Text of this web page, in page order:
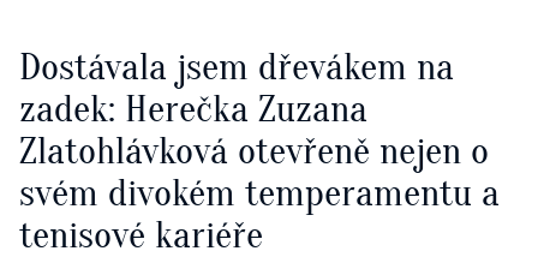
Dostávala jsem dřevákem na
zadek: Herečka Zuzana
Zlatohlávková otevřeně nejen o
svém divokém temperamentu a
tenisové kariéře